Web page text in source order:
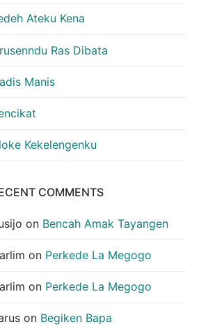
Ateku Kena
Ras Dibata
Manis
Kekelengenku
COMMENTS
on Bencah Amak Tayangen
on Perkede La Megogo
on Perkede La Megogo
on Begiken Bapa